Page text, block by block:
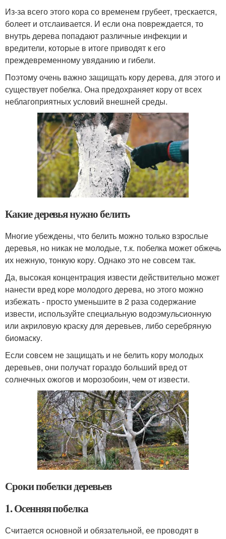
Из-за всего этого кора со временем грубеет, трескается,
болеет и отслаивается. И если она повреждается, то
внутрь дерева попадают различные инфекции и
вредители, которые в итоге приводят к его
преждевременному увяданию и гибели.
Поэтому очень важно защищать кору дерева, для этого и
существует побелка. Она предохраняет кору от всех
неблагоприятных условий внешней среды.
Какие деревья нужно белить
Многие убеждены, что белить можно только взрослые
деревья, но никак не молодые, т.к. побелка может обжечь
их нежную, тонкую кору. Однако это не совсем так.
Да, высокая концентрация извести действительно может
нанести вред коре молодого дерева, но этого можно
избежать - просто уменьшите в 2 раза содержание
извести, используйте специальную водоэмульсионную
или акриловую краску для деревьев, либо серебряную
биомаску.
Если совсем не защищать и не белить кору молодых
деревьев, они получат гораздо больший вред от
солнечных ожогов и морозобоин, чем от извести.
Сроки побелки деревьев
1. Осенняя побелка
Считается основной и обязательной, ее проводят в